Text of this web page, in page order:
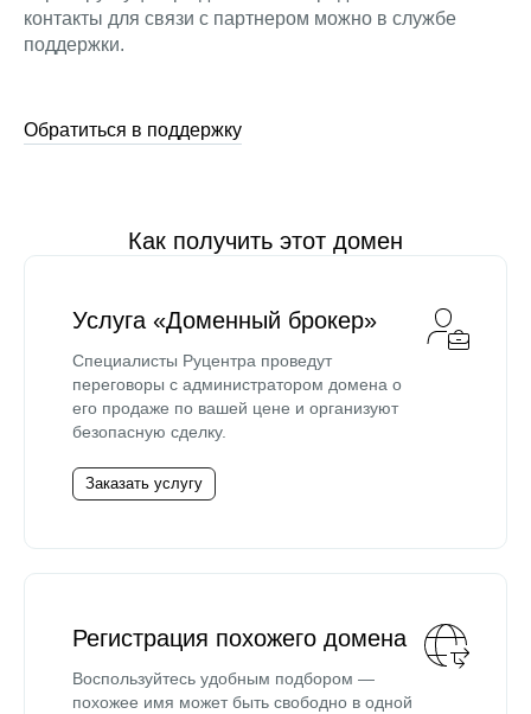
контакты для связи с партнером можно в службе
поддержки.
Обратиться в поддержку
Как получить этот домен
Услуга «Доменный брокер»
Специалисты Руцентра проведут
переговоры с администратором домена о
его продаже по вашей цене и организуют
безопасную сделку.
Заказать услугу
Регистрация похожего домена
Воспользуйтесь удобным подбором —
похожее имя может быть свободно в одной